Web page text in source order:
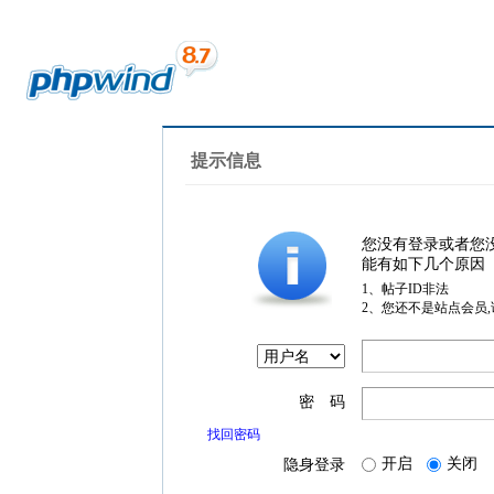
提示信息
您没有登录或者您
能有如下几个原因
1、帖子ID非法
2、您还不是站点会员
密 码
找回密码
隐身登录 开启 关闭